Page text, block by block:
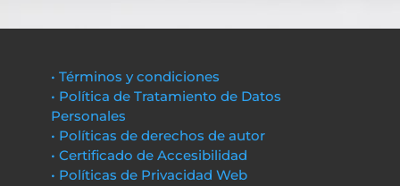
• Términos y condiciones
• Política de Tratamiento de Datos
Personales
• Políticas de derechos de autor
• Certificado de Accesibilidad
• Políticas de Privacidad Web